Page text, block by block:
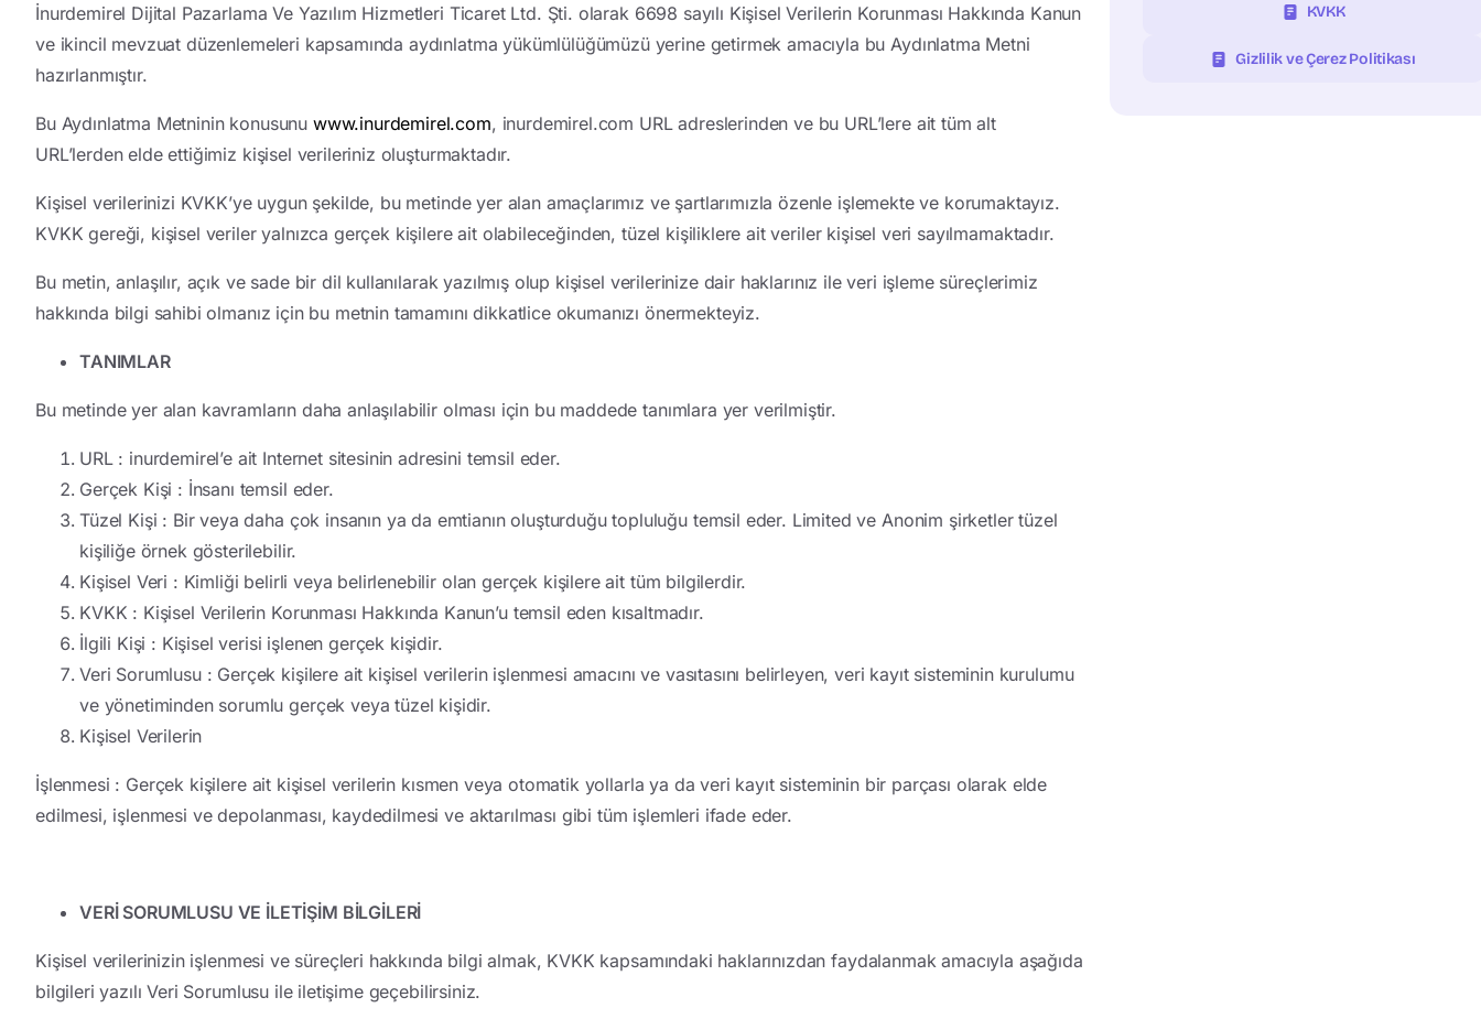
İnurdemirel Dijital Pazarlama Ve Yazılım Hizmetleri Ticaret Ltd. Şti. olarak 6698 sayılı Kişisel Verilerin Korunması Hakkında Kanun
ve ikincil mevzuat düzenlemeleri kapsamında aydınlatma yükümlülüğümüzü yerine getirmek amacıyla bu Aydınlatma Metni
hazırlanmıştır.
Bu Aydınlatma Metninin konusunu www.inurdemirel.com, inurdemirel.com URL adreslerinden ve bu URL’lere ait tüm alt
URL’lerden elde ettiğimiz kişisel verileriniz oluşturmaktadır.
Kişisel verilerinizi KVKK’ye uygun şekilde, bu metinde yer alan amaçlarımız ve şartlarımızla özenle işlemekte ve korumaktayız.
KVKK gereği, kişisel veriler yalnızca gerçek kişilere ait olabileceğinden, tüzel kişiliklere ait veriler kişisel veri sayılmamaktadır.
Bu metin, anlaşılır, açık ve sade bir dil kullanılarak yazılmış olup kişisel verilerinize dair haklarınız ile veri işleme süreçlerimiz
hakkında bilgi sahibi olmanız için bu metnin tamamını dikkatlice okumanızı önermekteyiz.
TANIMLAR
Bu metinde yer alan kavramların daha anlaşılabilir olması için bu maddede tanımlara yer verilmiştir.
URL : inurdemirel’e ait Internet sitesinin adresini temsil eder.
Gerçek Kişi : İnsanı temsil eder.
Tüzel Kişi : Bir veya daha çok insanın ya da emtianın oluşturduğu topluluğu temsil eder. Limited ve Anonim şirketler tüzel
kişiliğe örnek gösterilebilir.
Kişisel Veri : Kimliği belirli veya belirlenebilir olan gerçek kişilere ait tüm bilgilerdir.
KVKK : Kişisel Verilerin Korunması Hakkında Kanun’u temsil eden kısaltmadır.
İlgili Kişi : Kişisel verisi işlenen gerçek kişidir.
Veri Sorumlusu : Gerçek kişilere ait kişisel verilerin işlenmesi amacını ve vasıtasını belirleyen, veri kayıt sisteminin kurulumu
ve yönetiminden sorumlu gerçek veya tüzel kişidir.
Kişisel Verilerin
İşlenmesi : Gerçek kişilere ait kişisel verilerin kısmen veya otomatik yollarla ya da veri kayıt sisteminin bir parçası olarak elde
edilmesi, işlenmesi ve depolanması, kaydedilmesi ve aktarılması gibi tüm işlemleri ifade eder.
VERİ SORUMLUSU VE İLETİŞİM BİLGİLERİ
Kişisel verilerinizin işlenmesi ve süreçleri hakkında bilgi almak, KVKK kapsamındaki haklarınızdan faydalanmak amacıyla aşağıda
bilgileri yazılı Veri Sorumlusu ile iletişime geçebilirsiniz.
KVKK
Gizlilik ve Çerez Politikası